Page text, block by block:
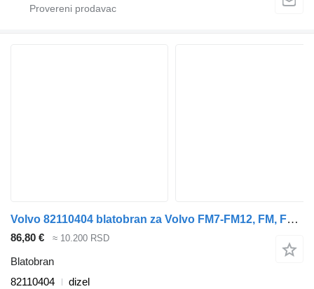
Volvo 82110404 blatobran za Volvo FM7-FM12, FM, FMX (1998-2014) kamiona
86,80 € ≈ 10.200 RSD
Blatobran
82110404
dizel